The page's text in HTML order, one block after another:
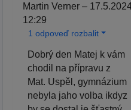
Martin Verner –
12:29
1 odpoveď rozbalit
Dobrý den Matej k vám
chodil na přípravu z
Mat. Uspěl, gymnázium
nebyla jaho volba ikdyz